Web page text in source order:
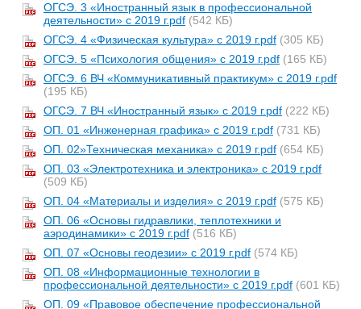
ОГСЭ. 3 «Иностранный язык в профессиональной
деятельности» с 2019 г.pdf (542 КБ)
ОГСЭ. 4 «Физическая культура» с 2019 г.pdf (305 КБ)
ОГСЭ. 5 «Психология общения» с 2019 г.pdf (165 КБ)
ОГСЭ. 6 ВЧ «Коммуникативный практикум» с 2019 г.pdf
(195 КБ)
ОГСЭ. 7 ВЧ «Иностранный язык» с 2019 г.pdf (222 КБ)
ОП. 01 «Инженерная графика» с 2019 г.pdf (731 КБ)
ОП. 02»Техническая механика» с 2019 г.pdf (654 КБ)
ОП. 03 «Электротехника и электроника» с 2019 г.pdf
(509 КБ)
ОП. 04 «Материалы и изделия» с 2019 г.pdf (575 КБ)
ОП. 06 «Основы гидравлики, теплотехники и
аэродинамики» с 2019 г.pdf (516 КБ)
ОП. 07 «Основы геодезии» с 2019 г.pdf (574 КБ)
ОП. 08 «Информационные технологии в
профессиональной деятельности» с 2019 г.pdf (601 КБ)
ОП. 09 «Правовое обеспечение профессиональной